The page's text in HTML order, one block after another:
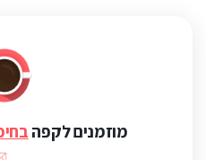
מוזמנים לקפה